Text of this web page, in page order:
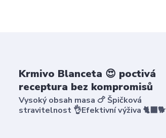
Krmivo Blanceta 😍 poctivá
receptura bez kompromisů
Vysoký obsah masa 🍗 Špičková
stravitelnost 👌Efektivní výživa 🐈‍⬛🐕